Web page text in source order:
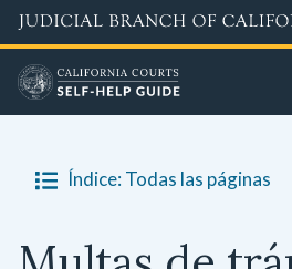
Skip
to
main
content
Índice: Todas las páginas